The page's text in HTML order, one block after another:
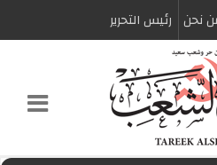
نحن رئیس التحریر